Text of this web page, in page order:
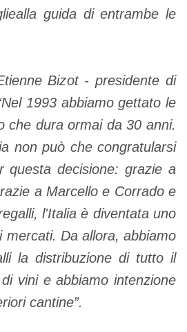
guida di entrambe le
Bizot - presidente di
1993 abbiamo gettato le
che dura ormai da 30 anni.
non può che congratularsi
questa decisione: grazie a
a Marcello e Corrado e
l'Italia è diventata uno
mercati. Da allora, abbiamo
la distribuzione di tutto il
vini e abbiamo intenzione
cantine”.